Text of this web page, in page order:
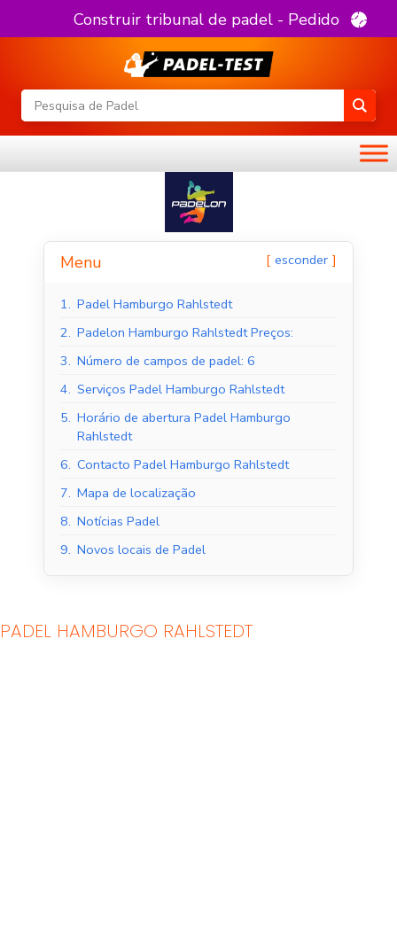
Construir tribunal de padel - Pedido
Menu esconder
1. Padel Hamburgo Rahlstedt
2. Padelon Hamburgo Rahlstedt Preços:
3. Número de campos de padel: 6
4. Serviços Padel Hamburgo Rahlstedt
5. Horário de abertura Padel Hamburgo
Rahlstedt
6. Contacto Padel Hamburgo Rahlstedt
7. Mapa de localização
8. Notícias Padel
9. Novos locais de Padel
PADEL HAMBURGO RAHLSTEDT